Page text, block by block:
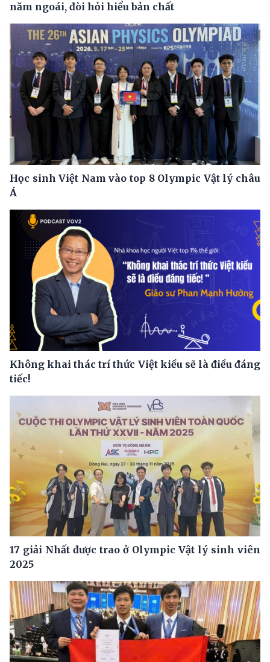
năm ngoái, đòi hỏi hiểu bản chất
Học sinh Việt Nam vào top 8 Olympic Vật lý châu
Á
Không khai thác trí thức Việt kiều sẽ là điều đáng
tiếc!
17 giải Nhất được trao ở Olympic Vật lý sinh viên
2025